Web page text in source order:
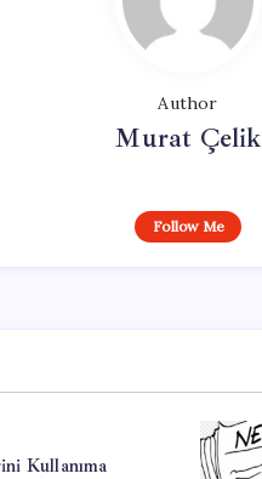
Author
Murat Çelik
Follow Me
Kullanıma